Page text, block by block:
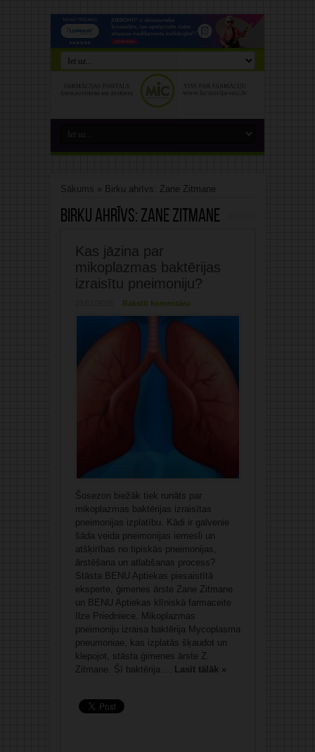
Sākums » Birku ahrīvs: Zane Zitmane
Birku ahrīvs: Zane Zitmane
Kas jāzina par
mikoplazmas baktērijas
izraisītu pneimoniju?
Rakstīt komentāru
Šosezon biežāk tiek runāts par
mikoplazmas baktērijas izraisītas
pneimonijas izplatību. Kādi ir galvenie
šāda veida pneimonijas iemesli un
atšķirības no tipiskās pneimonijas,
ārstēšana un atlabšanas process?
Stāsta BENU Aptiekas piesaistītā
eksperte, ģimenes ārste Zane Zitmane
un BENU Aptiekas klīniskā farmaceite
Ilze Priedniece. Mikoplazmas
pneimoniju izraisa baktērija Mycoplasma
pneumoniae, kas izplatās šķaudot un
klepojot, stāsta ģimenes ārste Z.
Zitmane. Šī baktērija ... Lasīt tālāk »